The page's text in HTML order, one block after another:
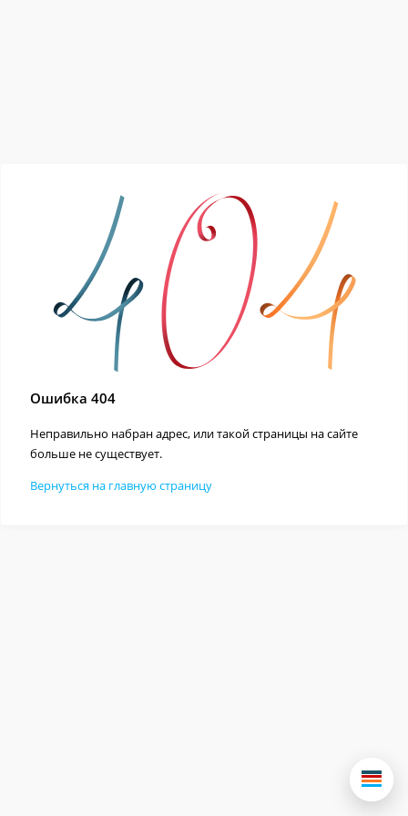
Ошибка 404
Неправильно набран адрес, или такой страницы на сайте
больше не существует.
Вернуться на главную страницу